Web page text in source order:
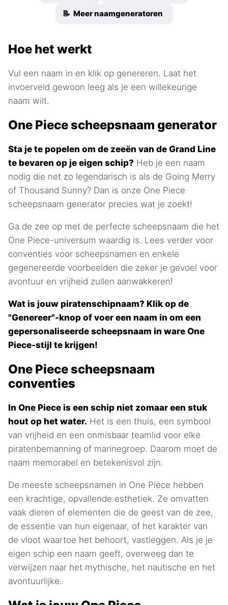
📝 Meer naamgeneratoren
Hoe het werkt
Vul een naam in en klik op genereren. Laat het
invoerveld gewoon leeg als je een willekeurige
naam wilt.
One Piece scheepsnaam generator
Sta je te popelen om de zeeën van de Grand Line
te bevaren op je eigen schip? Heb je een naam
nodig die net zo legendarisch is als de Going Merry
of Thousand Sunny? Dan is onze One Piece
scheepsnaam generator precies wat je zoekt!
Ga de zee op met de perfecte scheepsnaam die het
One Piece-universum waardig is. Lees verder voor
conventies voor scheepsnamen en enkele
gegenereerde voorbeelden die zeker je gevoel voor
avontuur en vrijheid zullen aanwakkeren!
Wat is jouw piratenschipnaam? Klik op de
"Genereer"-knop of voer een naam in om een
gepersonaliseerde scheepsnaam in ware One
Piece-stijl te krijgen!
One Piece scheepsnaam
conventies
In One Piece is een schip niet zomaar een stuk
hout op het water. Het is een thuis, een symbool
van vrijheid en een onmisbaar teamlid voor elke
piratenbemanning of marinegroep. Daarom moet de
naam memorabel en betekenisvol zijn.
De meeste scheepsnamen in One Piece hebben
een krachtige, opvallende esthetiek. Ze omvatten
vaak dieren of elementen die de geest van de zee,
de essentie van hun eigenaar, of het karakter van
de vloot waartoe het behoort, vastleggen. Als je je
eigen schip een naam geeft, overweeg dan te
verwijzen naar het mythische, het nautische en het
avontuurlijke.